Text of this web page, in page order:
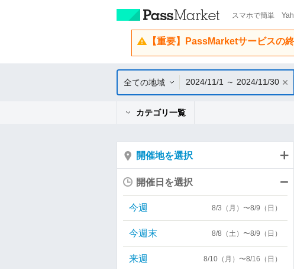
スマホで簡単
【重要】PassMarketサービスの
全ての地域 2024/11/1 ～ 2024/11/30
カテゴリ一覧
開催地を選択
開催日を選択
今週 8/3（月）〜8/9（日）
今週末 8/8（土）〜8/9（日）
来週 8/10（月）〜8/16（日）